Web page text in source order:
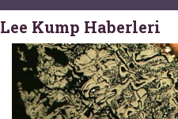
Lee Kump Haberleri